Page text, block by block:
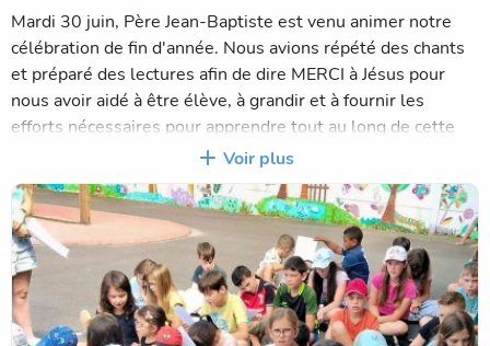
Mardi 30 juin, Père Jean-Baptiste est venu animer notre
célébration de fin d'année. Nous avions répété des chants
et préparé des lectures afin de dire MERCI à Jésus pour
nous avoir aidé à être élève, à grandir et à fournir les
efforts nécessaires pour apprendre tout au long de cette
Voir plus